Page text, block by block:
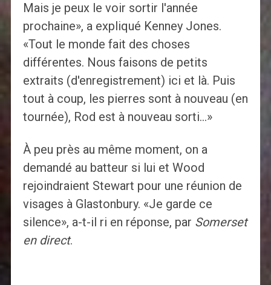
Mais je peux le voir sortir l'année
prochaine», a expliqué Kenney Jones.
«Tout le monde fait des choses
différentes. Nous faisons de petits
extraits (d'enregistrement) ici et là. Puis
tout à coup, les pierres sont à nouveau (en
tournée), Rod est à nouveau sorti…»
À peu près au même moment, on a
demandé au batteur si lui et Wood
rejoindraient Stewart pour une réunion de
visages à Glastonbury. «Je garde ce
silence», a-t-il ri en réponse, par Somerset
en direct.